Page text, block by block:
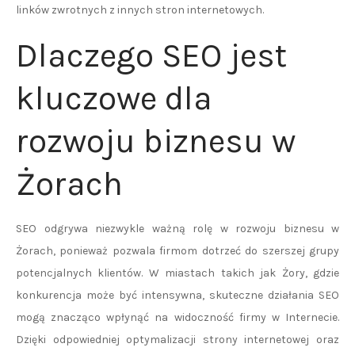
linków zwrotnych z innych stron internetowych.
Dlaczego SEO jest
kluczowe dla
rozwoju biznesu w
Żorach
SEO odgrywa niezwykle ważną rolę w rozwoju biznesu w
Żorach, ponieważ pozwala firmom dotrzeć do szerszej grupy
potencjalnych klientów. W miastach takich jak Żory, gdzie
konkurencja może być intensywna, skuteczne działania SEO
mogą znacząco wpłynąć na widoczność firmy w Internecie.
Dzięki odpowiedniej optymalizacji strony internetowej oraz